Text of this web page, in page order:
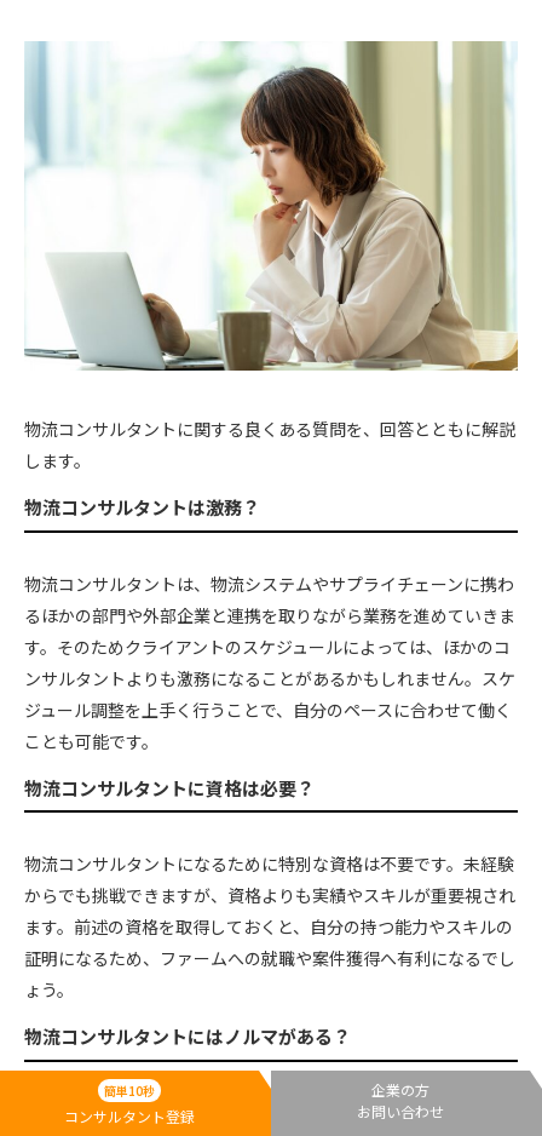
物流コンサルタントに関する良くある質問を、回答とともに解説
します。
物流コンサルタントは激務？
物流コンサルタントは、物流システムやサプライチェーンに携わ
るほかの部門や外部企業と連携を取りながら業務を進めていきま
す。そのためクライアントのスケジュールによっては、ほかのコ
ンサルタントよりも激務になることがあるかもしれません。スケ
ジュール調整を上手く行うことで、自分のペースに合わせて働く
ことも可能です。
物流コンサルタントに資格は必要？
物流コンサルタントになるために特別な資格は不要です。未経験
からでも挑戦できますが、資格よりも実績やスキルが重要視され
ます。前述の資格を取得しておくと、自分の持つ能力やスキルの
証明になるため、ファームへの就職や案件獲得へ有利になるでし
ょう。
物流コンサルタントにはノルマがある？
就職したコンサルティングファームによっては、売り上げ達成の
簡単10秒
コンサルタント登録
企業の方
お問い合わせ